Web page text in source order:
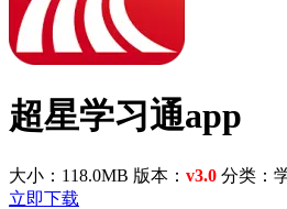
超星学习通app
大小：118.0MB 版本： v3.0 分类：
立即下载